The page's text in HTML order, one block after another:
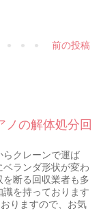
前の投稿
ノの解体処分回
らクレーンで運ば
ランダ形状が変わ
を断る回収業者も多
を持っております
りますので、お気